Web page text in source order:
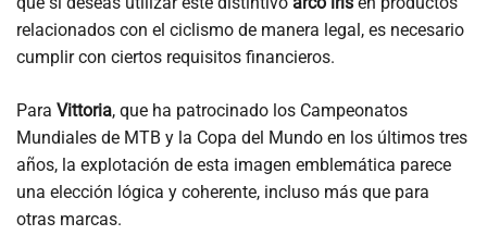
relacionados con el ciclismo de manera legal, es necesario
cumplir con ciertos requisitos financieros.
Para Vittoria, que ha patrocinado los Campeonatos
Mundiales de MTB y la Copa del Mundo en los últimos tres
años, la explotación de esta imagen emblemática parece
una elección lógica y coherente, incluso más que para
otras marcas.